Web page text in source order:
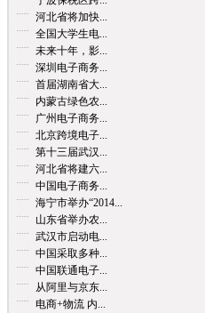
河北省将加快...
全国大学生电...
未来十年，影...
深圳电子商务...
首届湖南省大...
内蒙古绿色农...
广州电子商务...
北京跨境电子...
第十三届武汉...
河北省将建六...
中国电子商务...
海宁市举办“2014...
山东省举办农...
武汉市启动电...
中国采取多种...
中国联通电子...
从阿里与京东...
电商+物流 内...